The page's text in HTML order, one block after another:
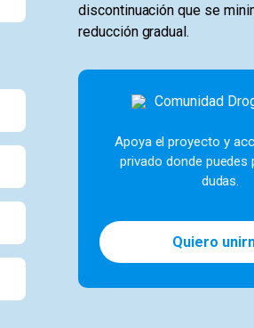
discontinuación que se
reducción gradual.
Apoya el proyecto y
privado donde puedes
dudas.
Quiero